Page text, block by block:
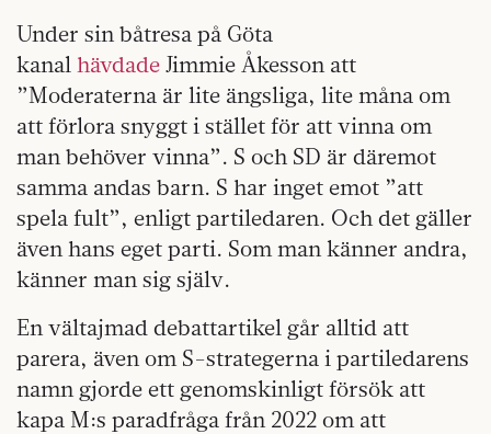
Under sin båtresa på Göta
kanal hävdade Jimmie Åkesson att
”Moderaterna är lite ängsliga, lite måna om
att förlora snyggt i stället för att vinna om
man behöver vinna”. S och SD är däremot
samma andas barn. S har inget emot ”att
spela fult”, enligt partiledaren. Och det gäller
även hans eget parti. Som man känner andra,
känner man sig själv.
En vältajmad debattartikel går alltid att
parera, även om S-strategerna i partiledarens
namn gjorde ett genomskinligt försök att
kapa M:s paradfråga från 2022 om att